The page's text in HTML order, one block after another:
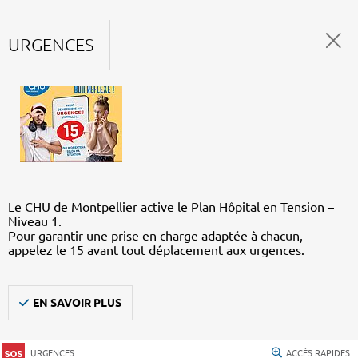
URGENCES
Le CHU de Montpellier active le Plan Hôpital en Tension –
Niveau 1.
Pour garantir une prise en charge adaptée à chacun,
appelez le 15 avant tout déplacement aux urgences.
EN SAVOIR PLUS
URGENCES ACCÈS RAPIDES